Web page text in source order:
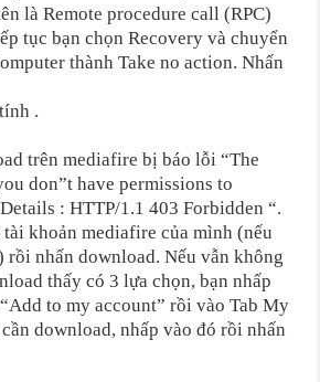
là Remote procedure call (RPC)
tục bạn chọn Recovery và chuyển
thành Take no action. Nhấn
.
trên mediafire bị báo lỗi “The
don”t have permissions to
: HTTP/1.1 403 Forbidden “.
tài khoản mediafire của mình (nếu
rồi nhấn download. Nếu vẫn không
thấy có 3 lựa chọn, bạn nhấp
to my account” rồi vào Tab My
download, nhấp vào đó rồi nhấn